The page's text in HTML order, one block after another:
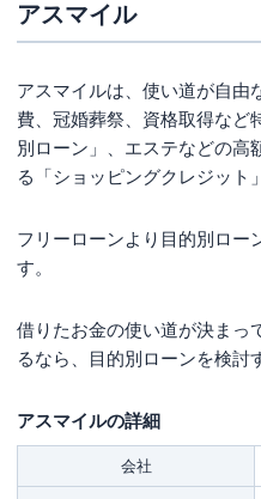
アスマイル
アスマイルは、使い道が自由
費、冠婚葬祭、資格取得など
別ローン」、エステなどの高
る「ショッピングクレジット
フリーローンより目的別ロー
す。
借りたお金の使い道が決まっ
るなら、目的別ローンを検討
アスマイルの詳細
会社